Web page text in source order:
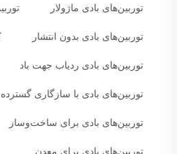
توربین‌های بادی ماژولار
توربین‌های بادی بدون انتشار
توربین‌های بادی ردیاب جهت باد
توربین‌های بادی با سازگاری گسترده
توربین‌های بادی برای ساخت‌وساز
توربین‌های بادی برای معدن